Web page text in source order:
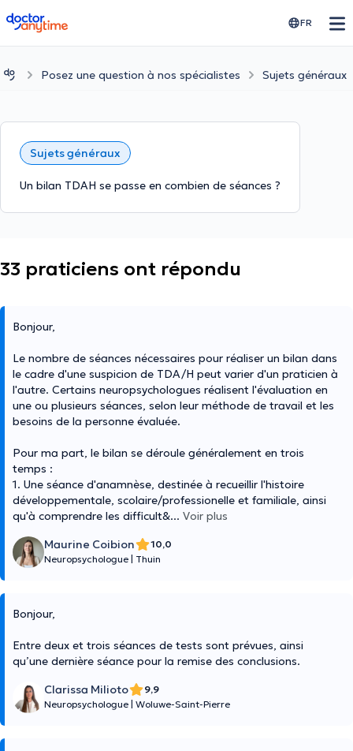
doctoranytime FR
Posez une question à nos spécialistes Sujets généraux
Sujets généraux
Un bilan TDAH se passe en combien de séances ?
33 praticiens ont répondu
Bonjour,
Le nombre de séances nécessaires pour réaliser un bilan dans
le cadre d'une suspicion de TDA/H peut varier d'un praticien à
l'autre. Certains neuropsychologues réalisent l'évaluation en
une ou plusieurs séances, selon leur méthode de travail et les
besoins de la personne évaluée.
Pour ma part, le bilan se déroule généralement en trois
temps :
1. Une séance d'anamnèse, destinée à recueillir l'histoire
développementale, scolaire/professionelle et familiale, ainsi
qu'à comprendre les difficult&... Voir plus
Maurine Coibion
10,0
Neuropsychologue
Thuin
Bonjour,
Entre deux et trois séances de tests sont prévues, ainsi
qu’une dernière séance pour la remise des conclusions.
Clarissa Milioto
9,9
Neuropsychologue Woluwe-Saint-Pierre